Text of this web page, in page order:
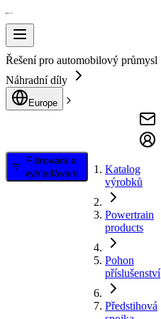
Řešení pro automobilový průmysl
Náhradní díly
Europe
Filtrování a
vyhledávání
Katalog
výrobků
Powertrain
products
Pohon
příslušenství
Předstihová